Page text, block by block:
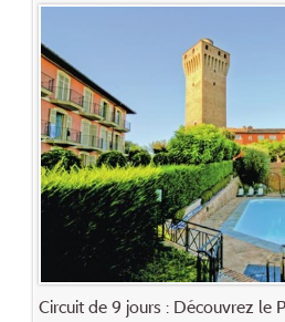
Circuit de 9 jours : Découvrez le